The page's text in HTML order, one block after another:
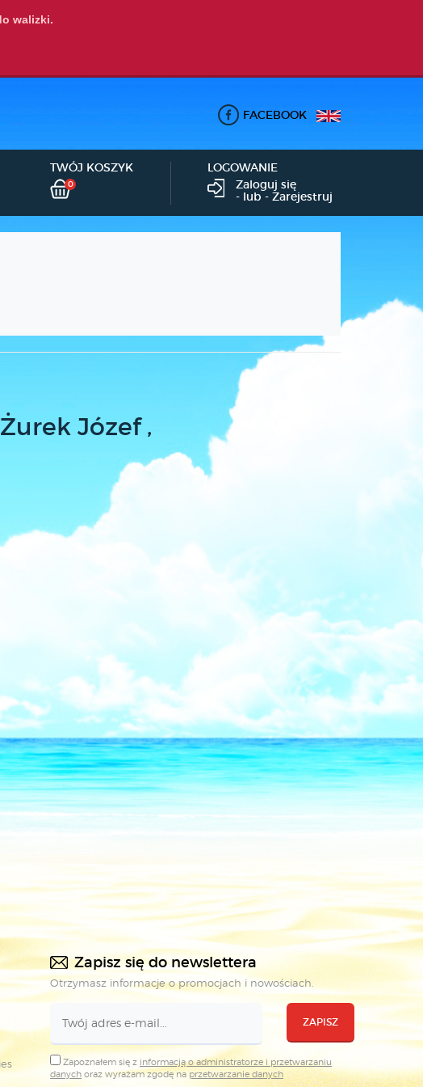
walizki.
FACEBOOK
TWÓJ KOSZYK
0
LOGOWANIE
Zaloguj się
- lub - Zarejestruj
Józef ,
Zapisz się do newslettera
Otrzymasz informacje o promocjach i nowościach.
ZAPISZ
Zapoznałem się z informacją o administratorze i przetwarzaniu
danych oraz wyrażam zgodę naprzetwarzanie danych